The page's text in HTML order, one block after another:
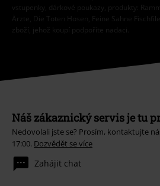
vstupenky, dárkové poukazy, produkty:
Ärzte, Die Toten Hosen, Feine Sahne
zboží, jehož koupí podpoříte nadaci.
Náš zákaznický servis je tu
Nedovolali jste se? Prosím, kontaktujte
17:00. Dozvědět se více
Zahájit chat